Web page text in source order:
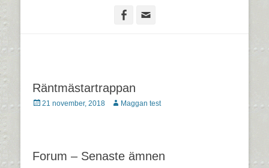
Facebook
Räntmästartrappan
Postades
21 november, 2018 Författare
Maggan test
Forum – Senaste ämnen